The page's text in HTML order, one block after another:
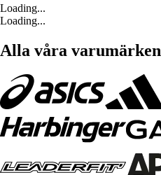
Loading...
Loading...
Alla våra varumärken